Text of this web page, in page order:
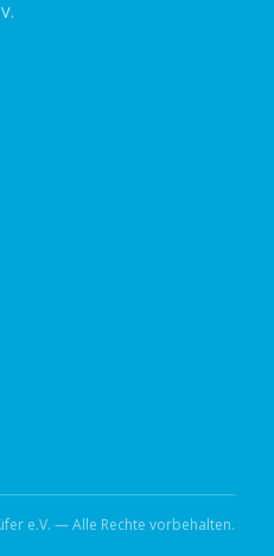
e.V. — Alle Rechte vorbehalten.